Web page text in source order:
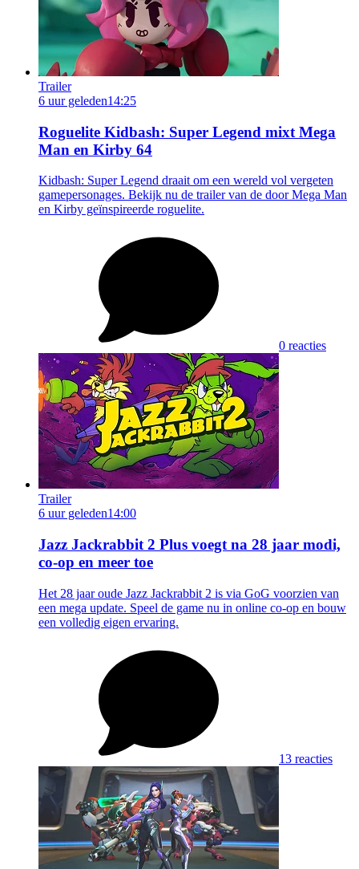
Trailer
6 uur geleden14:25
Roguelite Kidbash: Super Legend mixt Mega
Man en Kirby 64
Kidbash: Super Legend draait om een wereld vol vergeten
gamepersonages. Bekijk nu de trailer van de door Mega Man
en Kirby geïnspireerde roguelite.
0 reacties
Trailer
6 uur geleden14:00
Jazz Jackrabbit 2 Plus voegt na 28 jaar modi,
co-op en meer toe
Het 28 jaar oude Jazz Jackrabbit 2 is via GoG voorzien van
een mega update. Speel de game nu in online co-op en bouw
een volledig eigen ervaring.
13 reacties